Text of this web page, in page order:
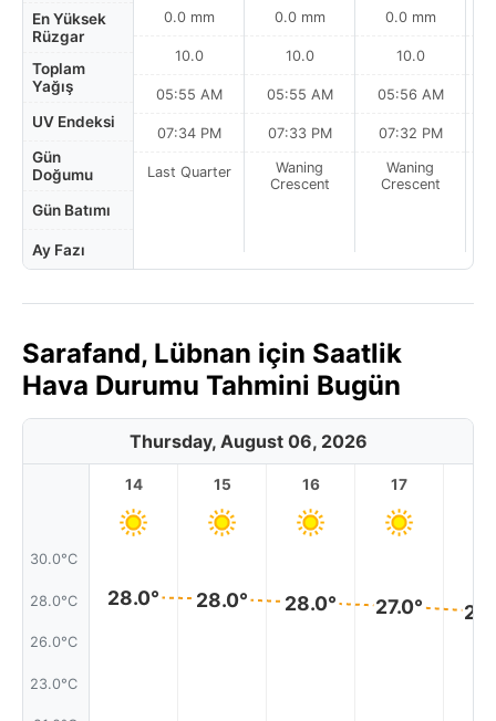
En Yüksek
Rüzgar
Toplam
Yağış
UV Endeksi
Gün
Doğumu
Gün Batımı
Ay Fazı
0.0 mm
10.0
05:55 AM
07:34 PM
Last Quarter
0.0 mm
10.0
05:55 AM
07:33 PM
Waning
Crescent
0.0 mm
10.0
05:56 AM
07:32 PM
Waning
Crescent
Sarafand, Lübnan için Saatlik
Hava Durumu Tahmini Bugün
Thursday, August 06, 2026
30.0°C
28.0°C
26.0°C
23.0°C
14
28.0°
15
28.0°
16
28.0°
17
27.0°